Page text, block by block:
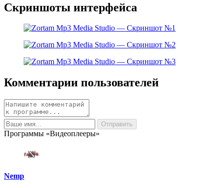
Скриншоты интерфейса
Комментарии пользователей
Программы «Видеоплееры»
Nemp